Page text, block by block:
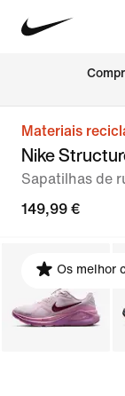
Materiais
Nike
Sapatilhas de
149,99 €
Os melhor